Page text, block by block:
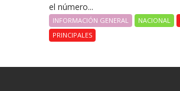
el número...
INFORMACIÓN GENERAL NACIONAL
PRINCIPALES